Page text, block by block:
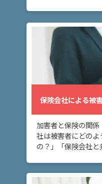
「交通 […]
保険会社による被
加害者と保険の関
社は被害者にどの
の？」「保険会社
ページでは […]